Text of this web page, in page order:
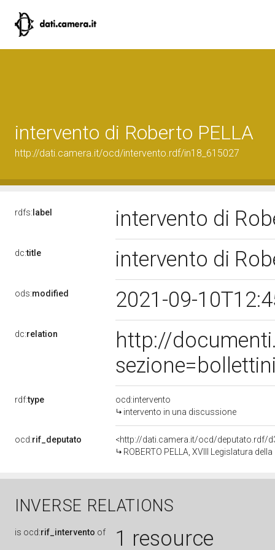
intervento di Roberto PELLA
http://dati.camera.it/ocd/intervento.rdf/in18_615027
rdfs: label intervento di
dc:title intervento di
ods:modified 2021-09-
dc:relation
http://
rdf:type
ocd:intervento
intervento in una discussione
ocd:rif_deputato
<http://dati.camera.it/ocd/deputato.rdf/
ROBERTO PELLA, XVIII Legislatura
INVERSE RELATIONS
is ocd:rif_intervento of 1 resource